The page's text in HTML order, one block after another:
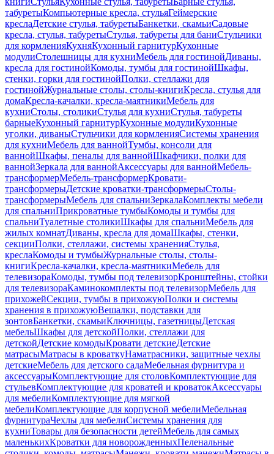
табуретыКомпьютерные кресла, стульяГеймерские
креслаДетские стулья, табуретыБанкетки, скамьиСадовые
кресла, стулья, табуретыСтулья, табуреты для баниСтульчики
для кормленияКухняКухонный гарнитурКухонные
модулиСтолешницы для кухниМебель для гостинойДиваны,
кресла для гостинойКомоды, тумбы для гостинойШкафы,
стенки, горки для гостинойПолки, стеллажи для
гостинойЖурнальные столы, столы-книгиКресла, стулья для
домаКресла-качалки, кресла-маятникиМебель для
кухниСтолы, столикиСтулья для кухниСтулья, табуреты
барныеКухонный гарнитурКухонные модулиКухонные
уголки, диваныСтульчики для кормленияСистемы хранения
для кухниМебель для ваннойТумбы, консоли для
ваннойШкафы, пеналы для ваннойШкафчики, полки для
ваннойЗеркала для ваннойАксессуары для ваннойМебель-
трансформерМебель-трансформерКровати-
трансформерыДетские кроватки-трансформерыСтолы-
трансформерыМебель для спальниЗеркалаКомплекты мебели
для спальниПрикроватные тумбыКомоды и тумбы для
спальниТуалетные столикиШкафы для спальниМебель для
жилых комнатДиваны, кресла для домаШкафы, стенки,
секцииПолки, стеллажи, системы храненияСтулья,
креслаКомоды и тумбыЖурнальные столы, столы-
книгиКресла-качалки, кресла-маятникиМебель для
телевизораКомоды, тумбы под телевизорКронштейны, стойки
для телевизораКаминокомплекты под телевизорМебель для
прихожейСекции, тумбы в прихожуюПолки и системы
хранения в прихожуюВешалки, подставки для
зонтовБанкетки, скамьиКлючницы, газетницыДетская
мебельШкафы для детскойПолки, стеллажи для
детскойДетские комодыКровати детскиеДетские
матрасыМатрасы в кроваткуНаматрасники, защитные чехлы
детскиеМебель для детского садаМебельная фурнитура и
аксессуарыКомплектующие для столовКомплектующие для
стульевКомплектующие для кроватей и кроватокАксессуары
для мебелиКомплектующие для мягкой
мебелиКомплектующие для корпусной мебелиМебельная
фурнитураЧехлы для мебелиСистемы хранения для
кухниТовары для безопасности детейМебель для самых
маленькихКроватки для новорожденныхПеленальные